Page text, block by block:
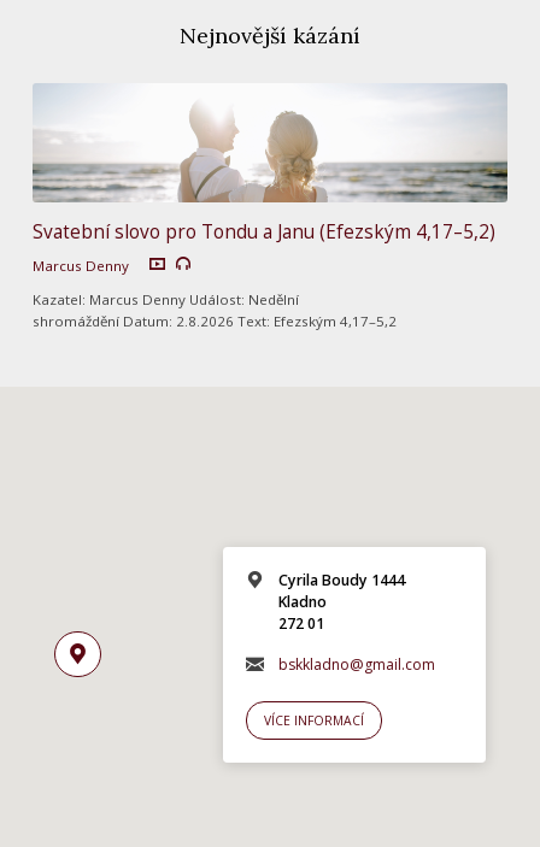
Nejnovější kázání
Svatební slovo pro Tondu a Janu (Efezským 4,17–5,2)
Marcus Denny
Kazatel: Marcus Denny Událost: Nedělní
shromáždění Datum: 2.8.2026 Text: Efezským 4,17–5,2
Cyrila Boudy 1444
Kladno
272 01
bskkladno@gmail.com
VÍCE INFORMACÍ